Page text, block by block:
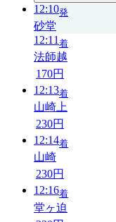
12:10発
砂堂
12:11 着
法師越
170円
12:13着
山崎上
230円
12:14着
山崎
230円
12:16着
堂ヶ迫